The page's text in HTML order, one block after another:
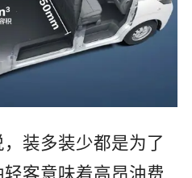
装多装少都是为了
客意味着高昂油费